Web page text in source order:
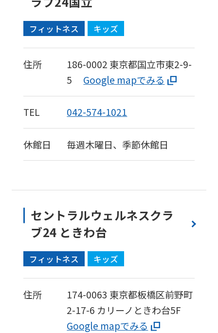
フィットネス キッズ
住所 186-0002 東京都国立市東2-9-
5
Google mapでみる
TEL 042-574-1021
休館日 毎週木曜日、季節休館日
セントラルウェルネスクラ
ブ24 ときわ台
フィットネス キッズ
住所 174-0063 東京都板橋区前野町
2-17-6 カリーノときわ台5F
Google mapでみる